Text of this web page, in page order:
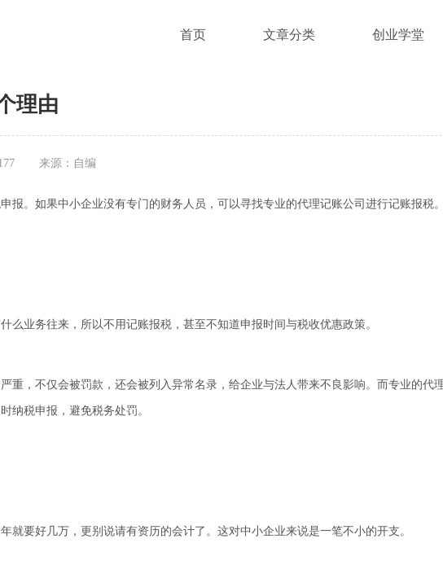
首页 文章分类 创业学堂
理由
来源：自编
报。如果中小企业没有专门的财务人员，可以寻找专业的代理记账公司进行记账报税。
么业务往来，所以不用记账报税，甚至不知道申报时间与税收优惠政策。
重，不仅会被罚款，还会被列入异常名录，给企业与法人带来不良影响。而专业的代
纳税申报，避免税务处罚。
就要好几万，更别说请有资历的会计了。这对中小企业来说是一笔不小的开支。